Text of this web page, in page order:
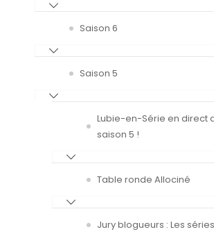
Saison 6
Saison 5
Lubie-en-Série en direct
saison 5 !
Table ronde Allociné
Jury blogueurs : Les